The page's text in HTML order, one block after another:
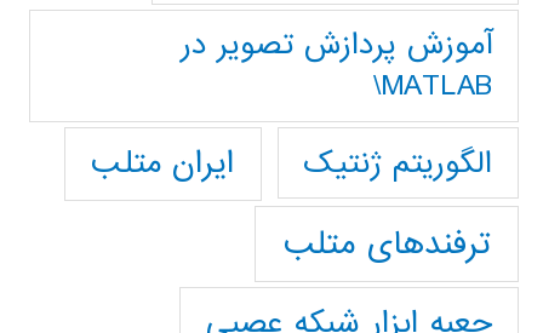
آموزش پردازش تصوير در
MATLAB\
الگوریتم ژنتیک
ایران متلب
ترفندهای متلب